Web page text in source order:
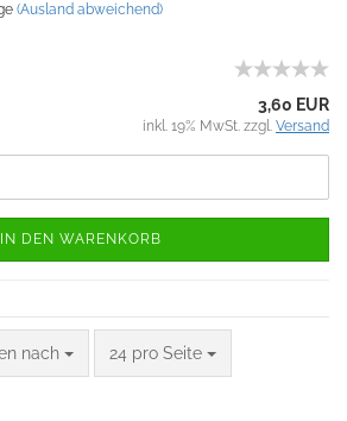
(Ausland abweichend)
3,60 EUR
inkl. 19% MwSt. zzgl. Versand
IN DEN WARENKORB
nach 24 pro Seite